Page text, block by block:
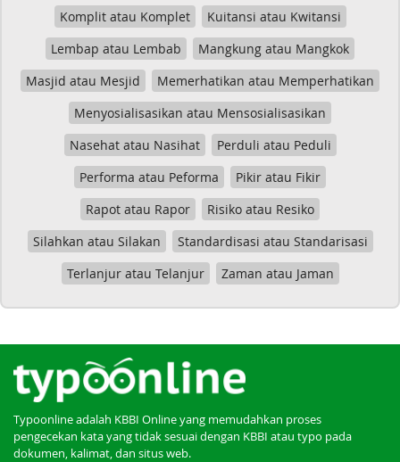
Komplit atau Komplet
Kuitansi atau Kwitansi
Lembap atau Lembab
Mangkung atau Mangkok
Masjid atau Mesjid
Memerhatikan atau Memperhatikan
Menyosialisasikan atau Mensosialisasikan
Nasehat atau Nasihat
Perduli atau Peduli
Performa atau Peforma
Pikir atau Fikir
Rapot atau Rapor
Risiko atau Resiko
Silahkan atau Silakan
Standardisasi atau Standarisasi
Terlanjur atau Telanjur
Zaman atau Jaman
Typoonline adalah KBBI Online yang memudahkan proses
pengecekan kata yang tidak sesuai dengan KBBI atau typo pada
dokumen, kalimat, dan situs web.